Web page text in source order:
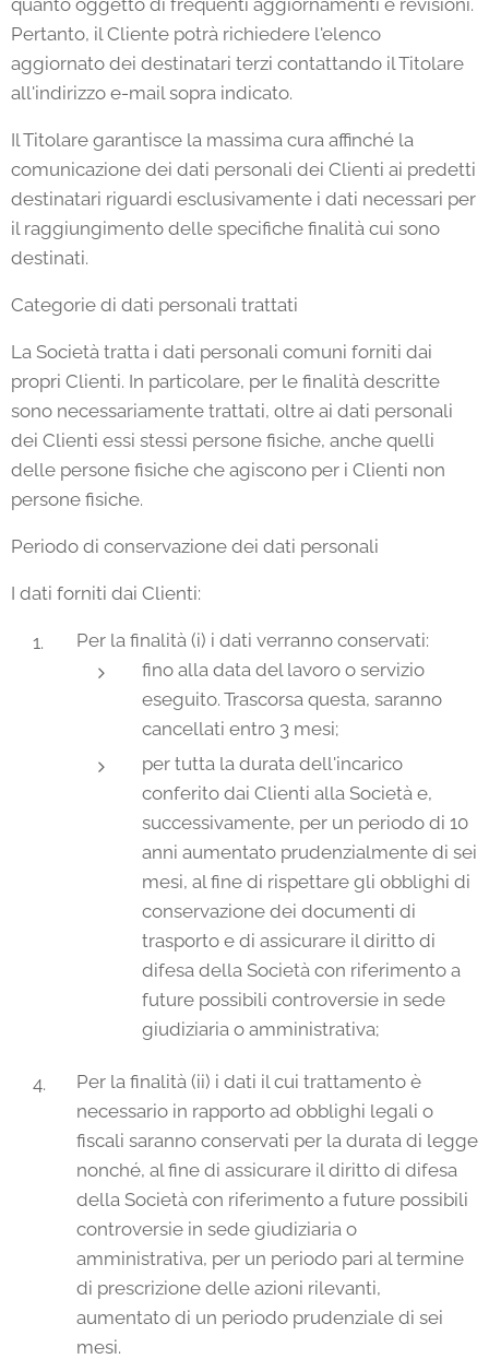
quanto oggetto di frequenti aggiornamenti e revisioni.
Pertanto, il Cliente potrà richiedere l'elenco
aggiornato dei destinatari terzi contattando il Titolare
all'indirizzo e-mail sopra indicato.
Il Titolare garantisce la massima cura affinché la
comunicazione dei dati personali dei Clienti ai predetti
destinatari riguardi esclusivamente i dati necessari per
il raggiungimento delle specifiche finalità cui sono
destinati.
Categorie di dati personali trattati
La Società tratta i dati personali comuni forniti dai
propri Clienti. In particolare, per le finalità descritte
sono necessariamente trattati, oltre ai dati personali
dei Clienti essi stessi persone fisiche, anche quelli
delle persone fisiche che agiscono per i Clienti non
persone fisiche.
Periodo di conservazione dei dati personali
I dati forniti dai Clienti:
Per la finalità (i) i dati verranno conservati:
fino alla data del lavoro o servizio
eseguito. Trascorsa questa, saranno
cancellati entro 3 mesi;
per tutta la durata dell'incarico
conferito dai Clienti alla Società e,
successivamente, per un periodo di 10
anni aumentato prudenzialmente di sei
mesi, al fine di rispettare gli obblighi di
conservazione dei documenti di
trasporto e di assicurare il diritto di
difesa della Società con riferimento a
future possibili controversie in sede
giudiziaria o amministrativa;
Per la finalità (ii) i dati il cui trattamento è
necessario in rapporto ad obblighi legali o
fiscali saranno conservati per la durata di legge
nonché, al fine di assicurare il diritto di difesa
della Società con riferimento a future possibili
controversie in sede giudiziaria o
amministrativa, per un periodo pari al termine
di prescrizione delle azioni rilevanti,
aumentato di un periodo prudenziale di sei
mesi.